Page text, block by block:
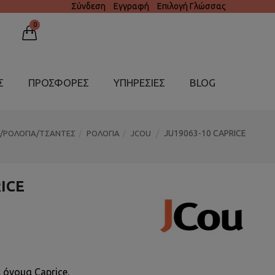
Σύνδεση Εγγραφή Επιλογή Γλώσσας
0
ΠΡΟΣΦΟΡΕΣ ΥΠΗΡΕΣΊΕΣ BLOG
ΡΟΛΟΓΙΑ/ΤΣΑΝΤΕΣ ΡΟΛΟΓΙΑ JCOU JU19063-10 CAPRICE
όνομα Caprice,